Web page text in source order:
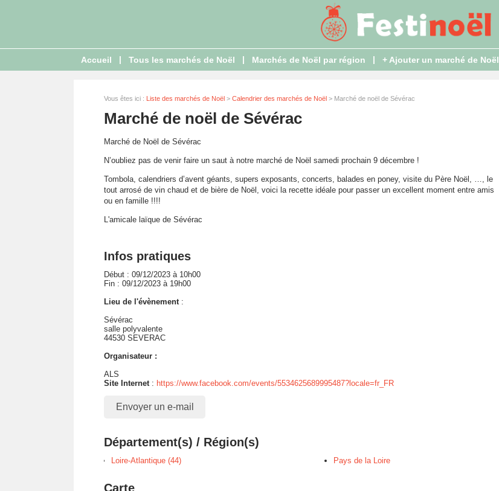
Accueil | Tous les marchés de Noël | Marchés de Noël par région | + Ajouter un marché de Noël
Vous êtes ici : Liste des marchés de Noël > Calendrier des marchés de Noël > Marché de noël de Sévérac
Marché de noël de Sévérac
Marché de Noël de Sévérac
N’oubliez pas de venir faire un saut à notre marché de Noël samedi prochain 9 décembre !
Tombola, calendriers d’avent géants, supers exposants, concerts, balades en poney, visite du Père Noël, …, le
tout arrosé de vin chaud et de bière de Noël, voici la recette idéale pour passer un excellent moment entre amis
ou en famille !!!!
L'amicale laïque de Sévérac
Infos pratiques
Début : 09/12/2023 à 10h00
Fin : 09/12/2023 à 19h00
Lieu de l'évènement:
Sévérac
salle polyvalente
44530 SEVERAC
Organisateur :
ALS
Site Internet: https://www.facebook.com/events/5534625689995487?locale=fr_FR
Envoyer un e-mail
Département(s) / Région(s)
Loire-Atlantique (44) Pays de la Loire
Carte